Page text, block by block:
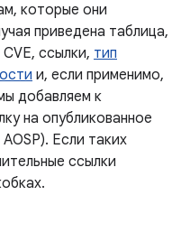
которые они
приведена таблица,
ссылки, тип
и, если применимо,
добавляем к
на опубликованное
Если таких
ссылки